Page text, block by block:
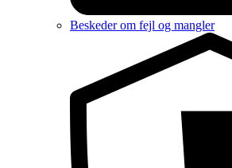
Beskeder om fejl og mangler